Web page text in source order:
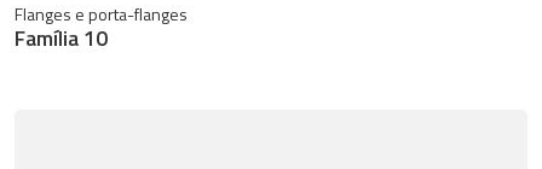
Flanges e porta-flanges
Família 10